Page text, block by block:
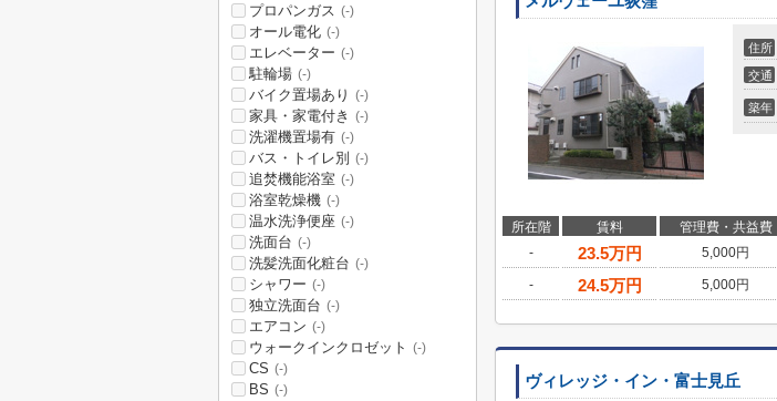
住所
交通
築年
所在階 賃料 管理費・共益費
-
23.5万円 5,000円
-
24.5万円 5,000円
ヴィレッジ・イン・富士見丘
プロパンガス (-)
オール電化 (-)
エレベーター (-)
駐輪場 (-)
バイク置場あり (-)
家具・家電付き (-)
洗濯機置場有 (-)
バス・トイレ別 (-)
追焚機能浴室 (-)
浴室乾燥機 (-)
温水洗浄便座 (-)
洗面台 (-)
洗髪洗面化粧台 (-)
シャワー (-)
独立洗面台 (-)
エアコン (-)
ウォークインクロゼット (-)
CS (-)
BS (-)